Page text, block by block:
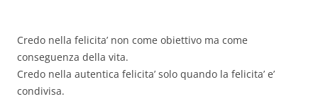
Credo nella felicita’ non come obiettivo ma come
conseguenza della vita.
Credo nella autentica felicita’ solo quando la felicita’ e’
condivisa.